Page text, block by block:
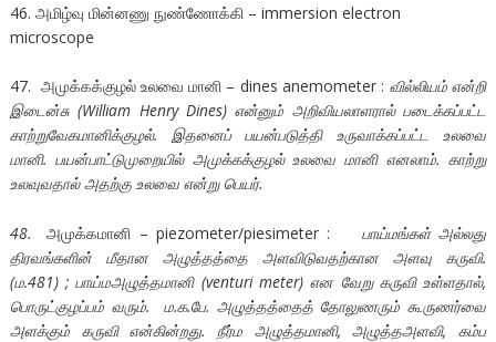
46. அமிழ்வு மின்னணு நுண்ணோக்கி – immersion electron
microscope
47. அமுக்கக்குழல் உலவை மானி – dines anemometer : வில்லியம் என்றி
இடைன்சு (William Henry Dines) என்னும் அறிவியலாளரால் படைக்கப்பட்ட
காற்றுவேகமானிக்குழல். இதனைப் பயன்படுத்தி உருவாக்கப்பட்ட உலவை
மானி. பயன்பாட்டுமுறையில் அமுக்கக்குழல் உலவை மானி எனலாம். காற்று
உலவுவதால் அதற்கு உலவை என்று பெயர்.
48.அமுக்கமானி – piezometer/piesimeter : பாய்மங்கள் அல்லது
திரவங்களின் மீதான அழுத்தத்தை அளவிடுவதற்கான அளவு கருவி.
(ம.481) ; பாய்மஅழுத்தமானி (venturi meter) என வேறு கருவி உள்ளதால்,
பொருட்குழப்பம் வரும். ம.க.பே. அழுத்தத்தைத் தோலுணரும் கூருணர்வை
அளக்கும் கருவி என்கின்றது. நீர்ம அழுத்தமானி, அழுத்தஅளவி, கம்ப